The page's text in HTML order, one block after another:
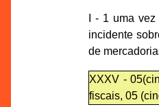
I - 1 uma
incidente
de
XXXV -
fiscais, 05